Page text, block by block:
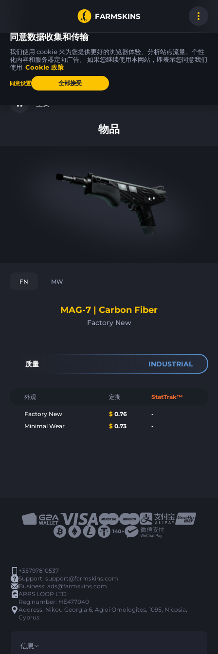
FARMSKINS
75
Desert Eagle
主页
物品
FN MW
MAG-7 | Carbon Fiber
Factory New
质量 INDUSTRIAL
外观 定期 StatTrak™
Factory New $ 0.76
-
Minimal Wear
$ 0.73 -
+35797810537
Support:support@farmskins.com
Business:ads@farmskins.com
ARPS LOOP LTD
Reg.number: HE477040
Address: Nikou Georgia 6, Agioi Omologites, 1095, Nicosia,
Cyprus
信息
同意数据收集和传输
我们使用 cookie 来为您提供更好的浏览器体验、分析站点流量、个性
化内容和服务器定向广告。 如果您继续使用本网站，即表示您同意我们
使用 Cookie 政策
同意设置 全部接受